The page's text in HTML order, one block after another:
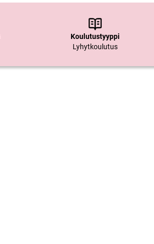
Koulutustyyppi
Lyhytkoulutus